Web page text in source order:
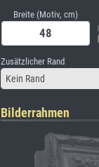
Breite (Motiv, cm)
Zusätzlicher Rand
Kein Rand
Bilderrahmen